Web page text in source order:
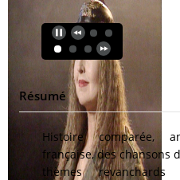
Résumé
Histoire comparée,
française, des chansons
thèmes